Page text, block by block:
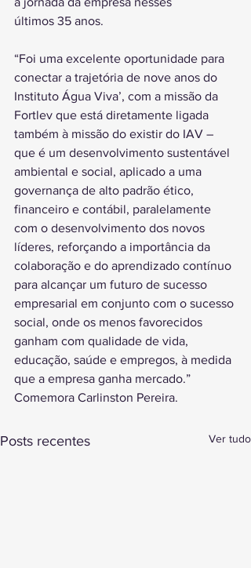
últimos 35 anos.
“Foi uma excelente oportunidade para
conectar a trajetória de nove anos do
Instituto Água Viva’, com a missão da
Fortlev que está diretamente ligada
também à missão do existir do IAV –
que é um desenvolvimento sustentável
ambiental e social, aplicado a uma
governança de alto padrão ético,
financeiro e contábil, paralelamente
com o desenvolvimento dos novos
líderes, reforçando a importância da
colaboração e do aprendizado contínuo
para alcançar um futuro de sucesso
empresarial em conjunto com o sucesso
social, onde os menos favorecidos
ganham com qualidade de vida,
educação, saúde e empregos, à medida
que a empresa ganha mercado.”
Comemora Carlinston Pereira.
Posts recentes Ver tudo